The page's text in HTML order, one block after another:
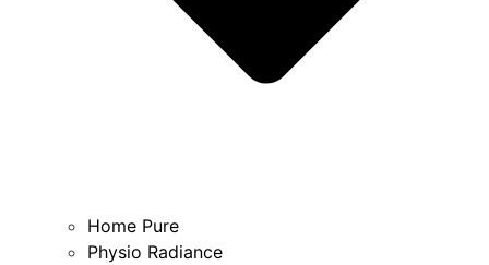
Home Pure
Physio Radiance